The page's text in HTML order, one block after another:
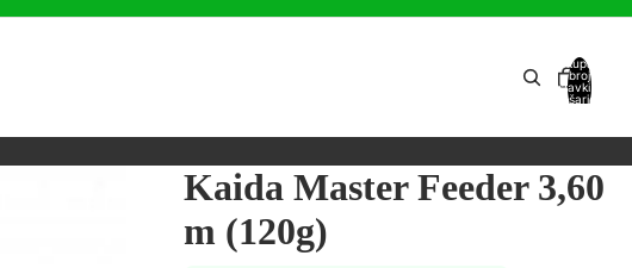
Ukupan
broj
stavki u
košarici:
Kaida Master Feeder 3,60
m (120g)